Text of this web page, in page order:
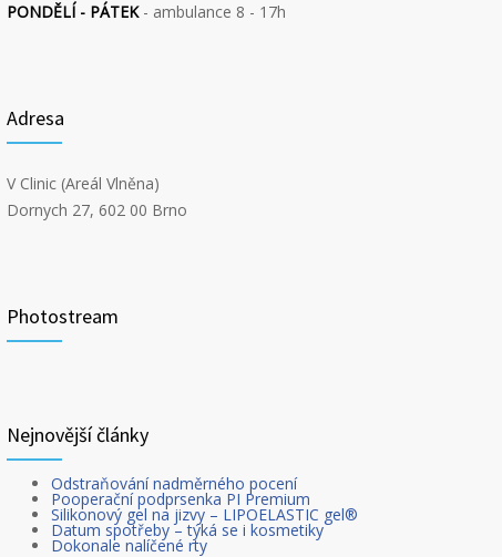
PONDĚLÍ - PÁTEK - ambulance 8 - 17h
Adresa
V Clinic (Areál Vlněna)
Dornych 27, 602 00 Brno
Photostream
Nejnovější články
Odstraňování nadměrného pocení
Pooperační podprsenka PI Premium
Silikonový gel na jizvy – LIPOELASTIC gel®
Datum spotřeby – týká se i kosmetiky
Dokonale nalíčené rty